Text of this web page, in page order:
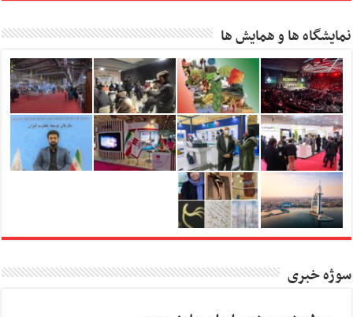
نمایشگاه ها و همایش ها
سوژه خبری